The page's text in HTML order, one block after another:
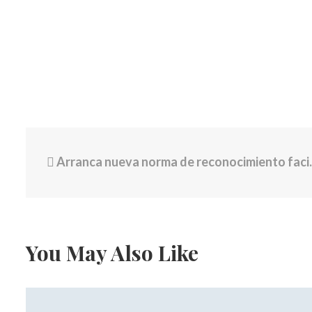
Arranca nueva norma de reconocimiento facial para ingresar o salir del país
You May Also Like